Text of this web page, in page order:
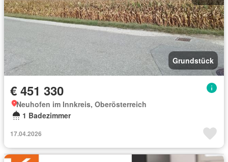
Grundstück
€ 451 330
Neuhofen im Innkreis, Oberösterreich
1 Badezimmer
17.04.2026